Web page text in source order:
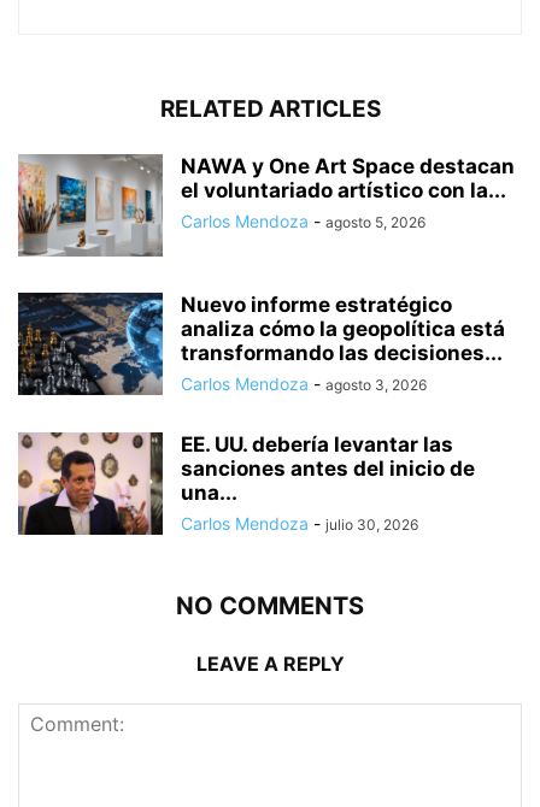
RELATED ARTICLES
NAWA y One Art Space destacan
el voluntariado artístico con la...
Carlos Mendoza - agosto 5, 2026
Nuevo informe estratégico
analiza cómo la geopolítica está
transformando las decisiones...
Carlos Mendoza - agosto 3, 2026
EE. UU. debería levantar las
sanciones antes del inicio de
una...
Carlos Mendoza - julio 30, 2026
NO COMMENTS
LEAVE A REPLY